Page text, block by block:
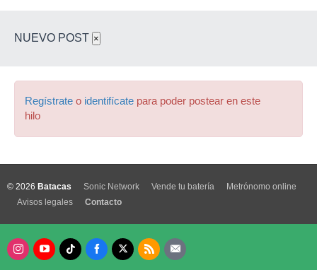
NUEVO POST ×
Regístrate o identifícate para poder postear en este
hilo
© 2026 Batacas Sonic Network Vende tu batería
Metrónomo online
Avisos legales
Contacto